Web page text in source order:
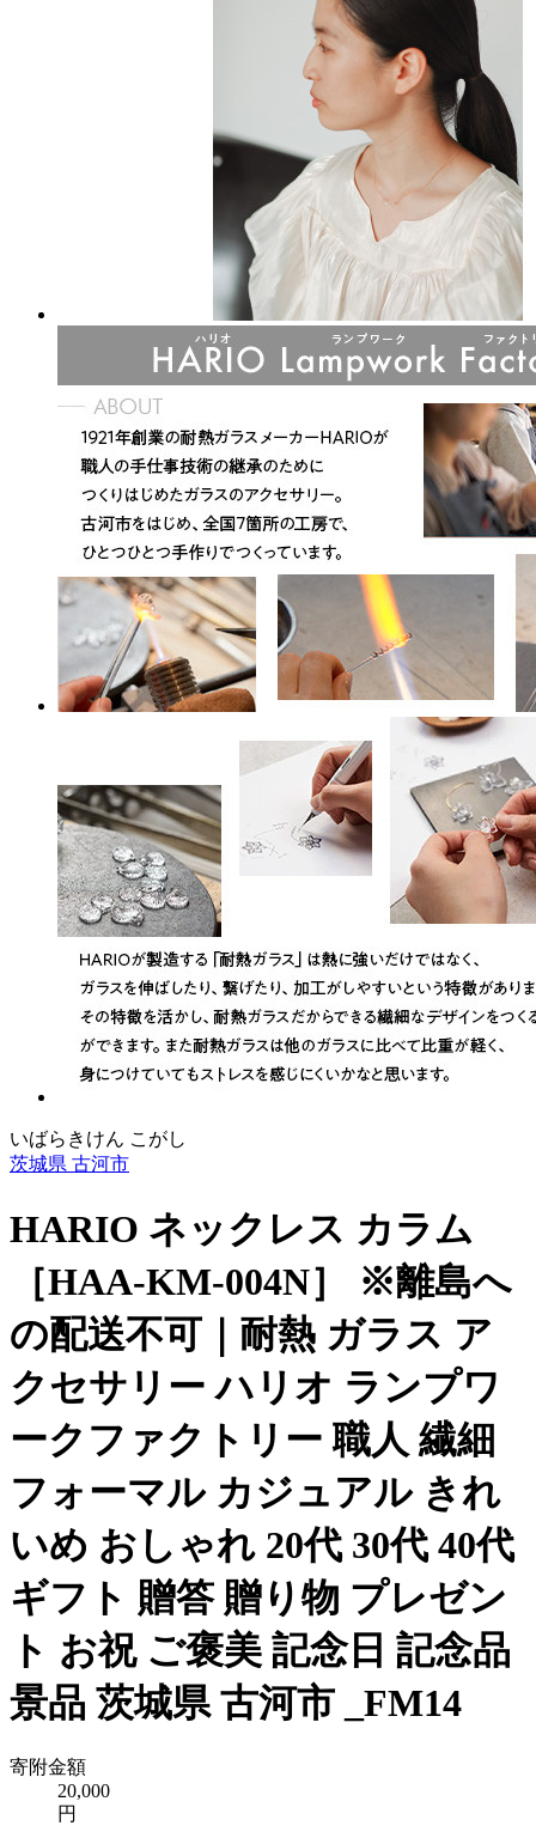
いばらきけん こがし
茨城県 古河市
HARIO ネックレス カラム
［HAA-KM-004N］ ※離島へ
の配送不可｜耐熱 ガラス ア
クセサリー ハリオ ランプワ
ークファクトリー 職人 繊細
フォーマル カジュアル きれ
いめ おしゃれ 20代 30代 40代
ギフト 贈答 贈り物 プレゼン
ト お祝 ご褒美 記念日 記念品
景品 茨城県 古河市 _FM14
寄附金額
20,000
円